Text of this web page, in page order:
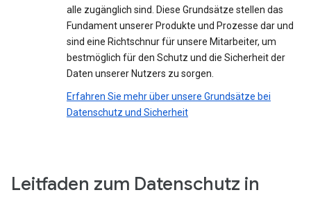
alle zugänglich sind. Diese Grundsätze stellen das
Fundament unserer Produkte und Prozesse dar und
sind eine Richtschnur für unsere Mitarbeiter, um
bestmöglich für den Schutz und die Sicherheit der
Daten unserer Nutzers zu sorgen.
Erfahren Sie mehr über unsere Grundsätze bei
Datenschutz und Sicherheit
Leitfaden zum Datenschutz in